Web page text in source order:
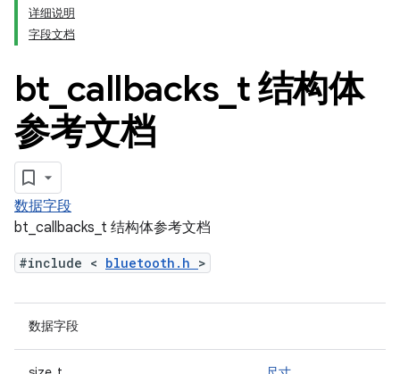
详细说明
字段文档
bt callbacks t 结构体
参考文档
数据字段
bt_callbacks_t 结构体参考文档
#include < bluetooth.h >
数据字段